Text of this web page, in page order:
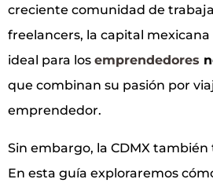
creciente comunidad de
freelancers, la capital
ideal para los emprendedores
que combinan su pasión por
emprendedor.
Sin embargo, la CDMX también
En esta guía exploraremos